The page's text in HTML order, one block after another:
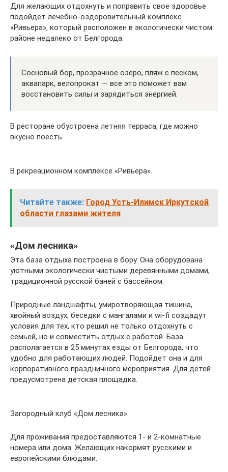
Для желающих отдохнуть и поправить свое здоровье
подойдет лечебно-оздоровительный комплекс
«Ривьера», который расположен в экологически чистом
районе недалеко от Белгорода.
Сосновый бор, прозрачное озеро, пляж с песком,
аквапарк, велопрокат — все это поможет вам
восстановить силы и зарядиться энергией.
В ресторане обустроена летняя терраса, где можно
вкусно поесть.
В рекреационном комплексе «Ривьера».
Читайте также: Город Усть-Илимск Иркутской
области глазами жителя
«Дом лесника»
Эта база отдыха построена в бору. Она оборудована
уютными экологически чистыми деревянными домами,
традиционной русской баней с бассейном.
Природные ландшафты, умиротворяющая тишина,
хвойный воздух, беседки с мангалами и wi-fi создадут
условия для тех, кто решил не только отдохнуть с
семьей, но и совместить отдых с работой. База
располагается в 25 минутах езды от Белгорода, что
удобно для работающих людей. Подойдет она и для
корпоративного праздничного мероприятия. Для детей
предусмотрена детская площадка.
Загородный клуб «Дом лесника».
Для проживания предоставляются 1- и 2-комнатные
номера или дома. Желающих накормят русскими и
европейскими блюдами.